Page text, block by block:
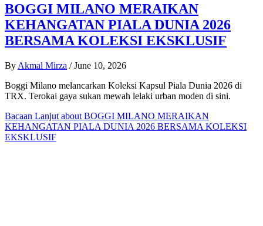
BOGGI MILANO MERAIKAN
KEHANGATAN PIALA DUNIA 2026
BERSAMA KOLEKSI EKSKLUSIF
By Akmal Mirza / June 10, 2026
Boggi Milano melancarkan Koleksi Kapsul Piala Dunia 2026 di
TRX. Terokai gaya sukan mewah lelaki urban moden di sini.
Bacaan Lanjut about BOGGI MILANO MERAIKAN
KEHANGATAN PIALA DUNIA 2026 BERSAMA KOLEKSI
EKSKLUSIF